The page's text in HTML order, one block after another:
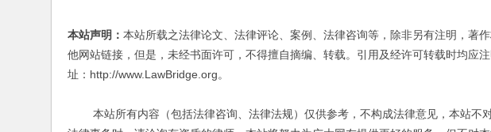
本站声明： 本站所载之法律论文、法律评论、案例、法律咨询等，除非另有注明，著
他网站链接，但是，未经书面许可，不得擅自摘编、转载。引用及经许可转载时均应
址：http://www.LawBridge.org。
本站所有内容（包括法律咨询、法律法规）仅供参考，不构成法律意见，本站不